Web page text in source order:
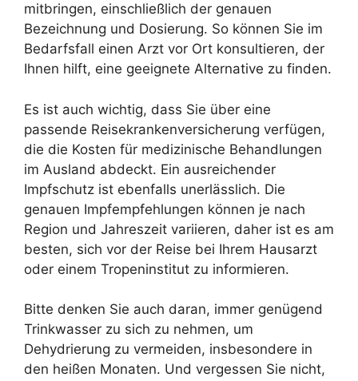
mitbringen, einschließlich der genauen
Bezeichnung und Dosierung. So können Sie im
Bedarfsfall einen Arzt vor Ort konsultieren, der
Ihnen hilft, eine geeignete Alternative zu finden.
Es ist auch wichtig, dass Sie über eine
passende Reisekrankenversicherung verfügen,
die die Kosten für medizinische Behandlungen
im Ausland abdeckt. Ein ausreichender
Impfschutz ist ebenfalls unerlässlich. Die
genauen Impfempfehlungen können je nach
Region und Jahreszeit variieren, daher ist es am
besten, sich vor der Reise bei Ihrem Hausarzt
oder einem Tropeninstitut zu informieren.
Bitte denken Sie auch daran, immer genügend
Trinkwasser zu sich zu nehmen, um
Dehydrierung zu vermeiden, insbesondere in
den heißen Monaten. Und vergessen Sie nicht,